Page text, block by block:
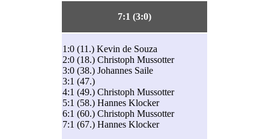
7:1 (3:0)
1:0 (11.) Kevin de Souza
2:0 (18.) Christoph Mussotter
3:0 (38.) Johannes Saile
3:1 (47.)
4:1 (49.) Christoph Mussotter
5:1 (58.) Hannes Klocker
6:1 (60.) Christoph Mussotter
7:1 (67.) Hannes Klocker